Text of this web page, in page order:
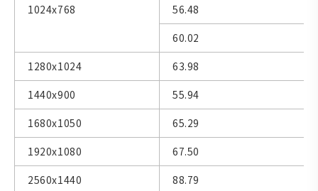
1024x768
56.48
60.02
1280x1024
63.98
1440x900
55.94
1680x1050
65.29
1920x1080
67.50
2560x1440
88.79